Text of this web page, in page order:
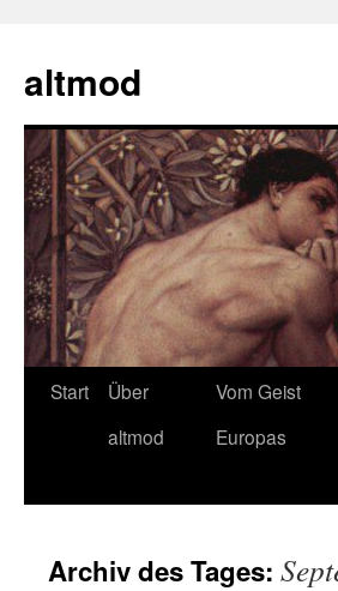
springen
altmod
Start
Über
altmod
Vom Geist
Europas
Archiv des Tages: